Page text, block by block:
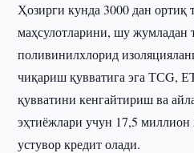
Ҳозирги кунда 3000 дан ортиқ
маҳсулотларини, шу жумладан
поливинилхлорид
чиқариш қувватига эга ТСG,
қувватини кенгайтириш ва
эҳтиёжлари учун 17,5
устувор кредит олади.